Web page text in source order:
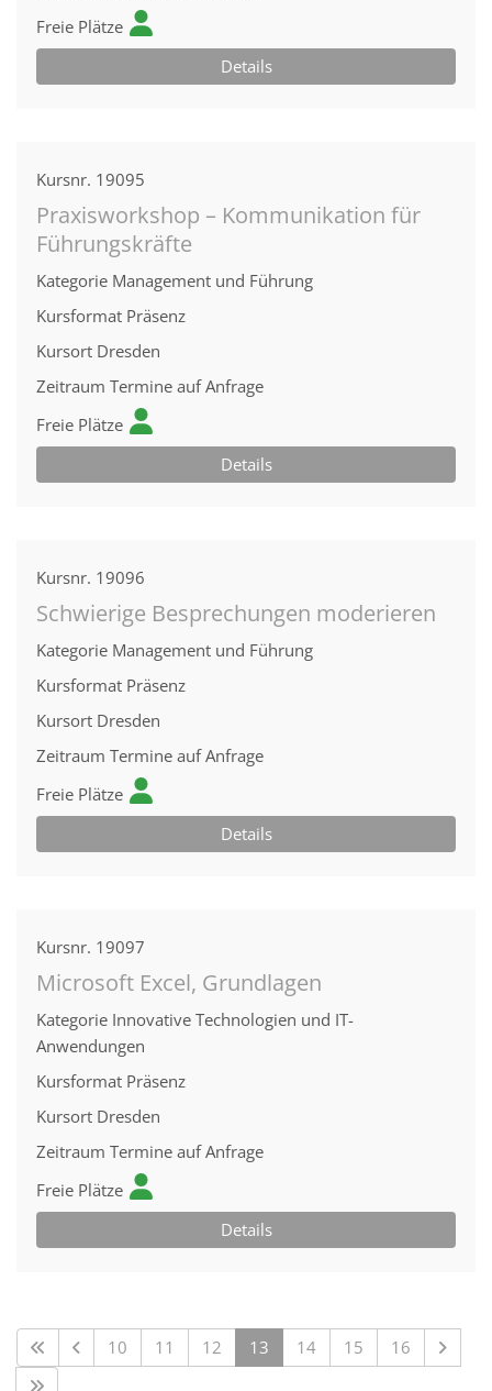
Freie Plätze
Details
Kursnr. 19095
Praxisworkshop – Kommunikation für
Führungskräfte
Kategorie Management und Führung
Kursformat Präsenz
Kursort Dresden
Zeitraum Termine auf Anfrage
Freie Plätze
Details
Kursnr. 19096
Schwierige Besprechungen moderieren
Kategorie Management und Führung
Kursformat Präsenz
Kursort Dresden
Zeitraum Termine auf Anfrage
Freie Plätze
Details
Kursnr. 19097
Microsoft Excel, Grundlagen
Kategorie Innovative Technologien und IT-
Anwendungen
Kursformat Präsenz
Kursort Dresden
Zeitraum Termine auf Anfrage
Freie Plätze
Details
10 11 12 13 14 15 16